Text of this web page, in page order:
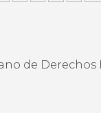
de Derechos